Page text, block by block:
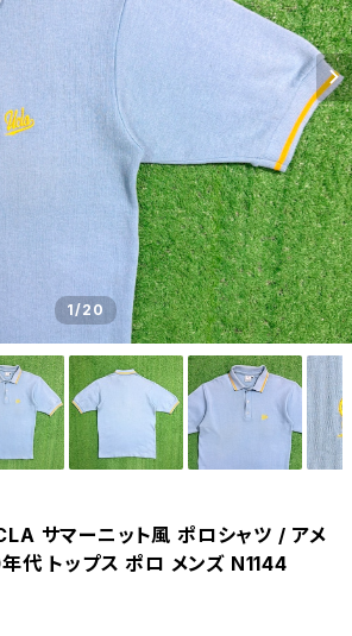
1/20
サマーニット風 ポロシャツ / アメ
代 トップス ポロ メンズ N1144